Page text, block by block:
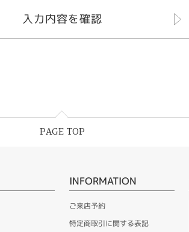
PAGE TOP
INFORMATION
ご来店予約
特定商取引に関する表記